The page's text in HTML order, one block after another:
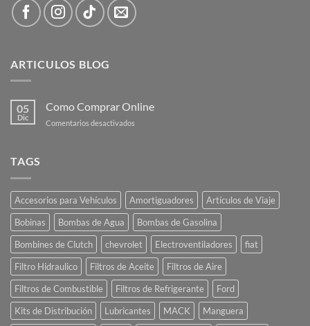
ARTICULOS BLOG
05
Dic
Como Comprar Online
Comentarios desactivados
TAGS
Accesorios para Vehículos Amortiguadores
Artículos de Viaje
Bobinas
Bombas de Agua
Bombas de Gasolina
Bombines de Clutch
chevrolet Electroventiladores
fiat
Filtro Hidraulico
Filtros de Aceite
Filtros de Aire
Filtros de Combustible
Filtros de Refrigerante
Ford
Kits de Distribución
Lubricantes MACK
Manguera